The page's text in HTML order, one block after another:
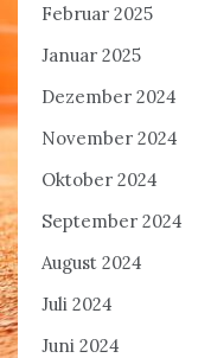
Februar 2025
Januar 2025
Dezember 2024
November 2024
Oktober 2024
September 2024
August 2024
Juli 2024
Juni 2024